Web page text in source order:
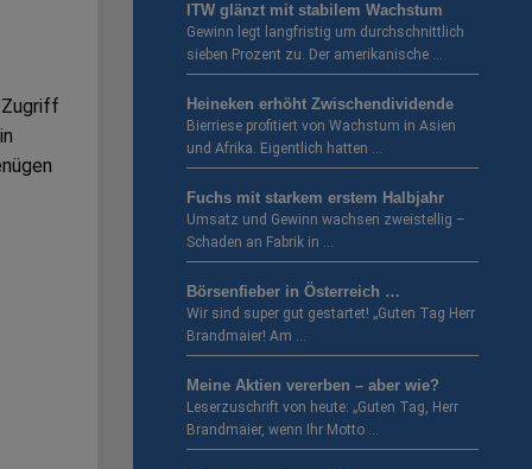
Zugriff
ITW glänzt mit stabilem Wachstum
Gewinn legt langfristig um durchschnittlich
sieben Prozent zu. Der amerikanische …
Heineken erhöht Zwischendividende
Bierriese profitiert von Wachstum in Asien
und Afrika. Eigentlich hatten …
Fuchs mit starkem erstem Halbjahr
Umsatz und Gewinn wachsen zweistellig –
Schaden an Fabrik in …
Börsenfieber in Österreich …
Wir sind super gut gestartet! „Guten Tag Herr
Brandmaier! Am …
Meine Aktien vererben – aber wie?
Leserzuschrift von heute: „Guten Tag, Herr
Brandmaier, wenn Ihr Motto …